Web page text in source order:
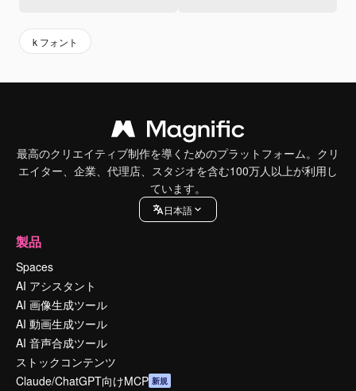
k フォント
最高のクリエイティブ制作を導くためのプラットフォーム。クリ
エイター、企業、代理店、スタジオを含む100万人以上が利用し
ています。
日本語
製品
Spaces
AI アシスタント
AI 画像生成ツール
AI 動画生成ツール
AI 音声合成ツール
ストックコンテンツ
Claude/ChatGPT向けMCP 新規